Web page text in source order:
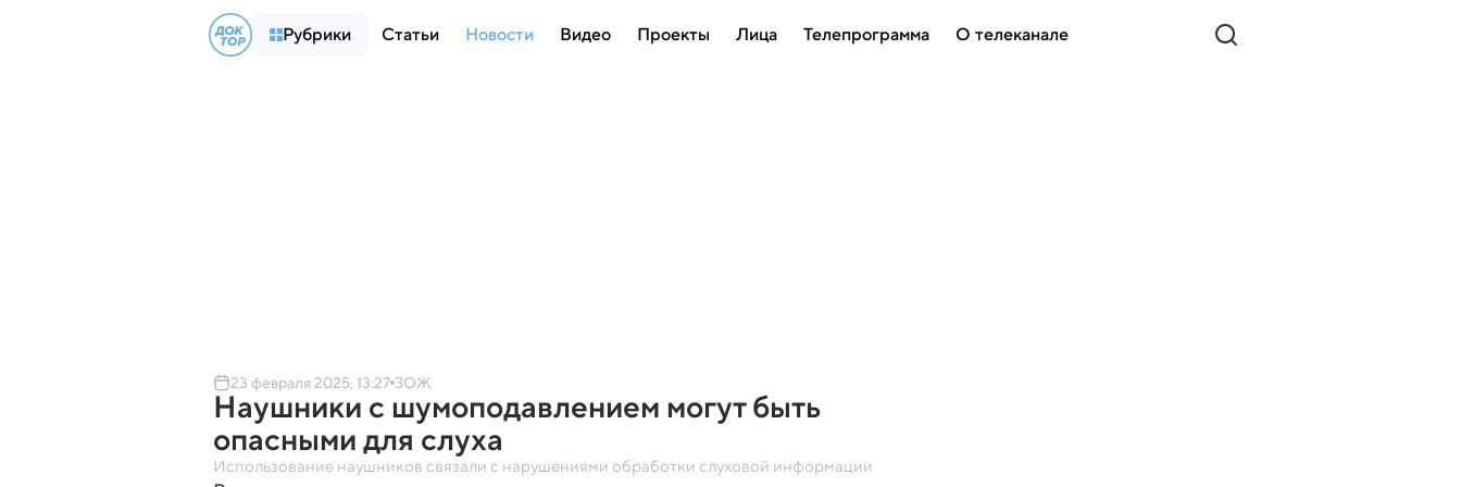
Рубрики Статьи Новости Видео Проекты Лица Телепрограмма О телеканале
23 февраля 2025, 13:27 ЗОЖ
Наушники с шумоподавлением могут быть
опасными для слуха
Использование наушников связали с нарушениями обработки слуховой информации